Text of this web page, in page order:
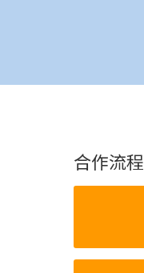
合作流程